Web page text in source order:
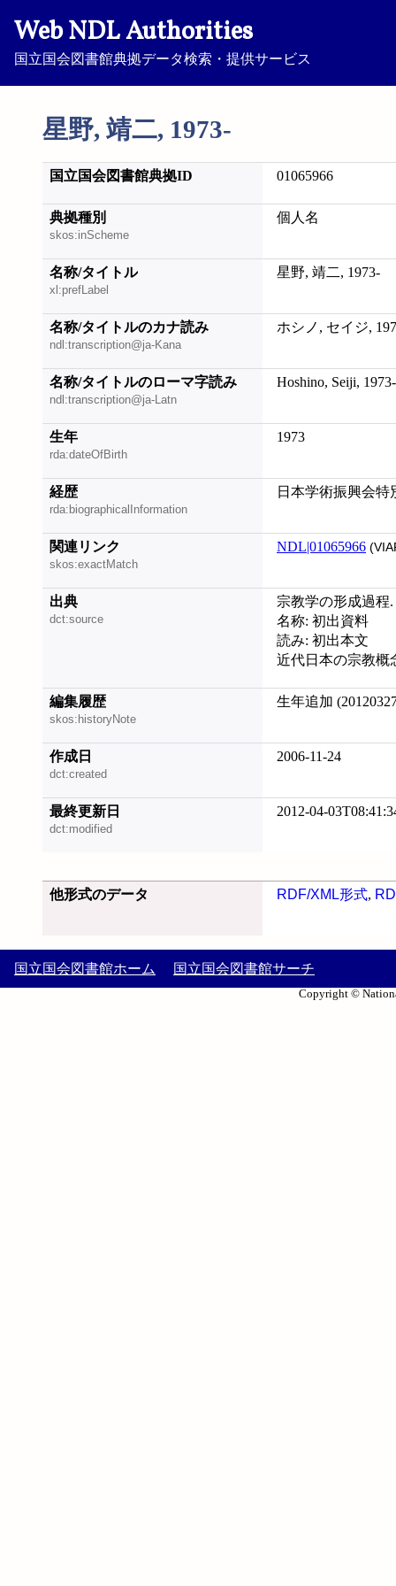
Web NDL Authorities
国立国会図書館典拠データ検索・提供サービス
星野, 靖二, 1973-
国立国会図書館典拠ID 01065966
典拠種別
skos:inScheme
個人名
名称/タイトル
xl:prefLabel
星野, 靖二, 1973-
名称/タイトルのカナ読み
ndl:transcription@ja-Kana
ホシノ, セイジ,
名称/タイトルのローマ字読み
ndl:transcription@ja-Latn
Hoshino, Seiji, 1973-
生年
rda:dateOfBirth
1973
経歴
rda:biographicalInformation
日本学術振興会特
関連リンク
skos:exactMatch
NDL|01065966
出典
dct:source
宗教学の形成過程
名称: 初出資料
読み: 初出本文
近代日本の宗教概
編集履歴
skos:historyNote
生年追加
作成日
dct:created
2006-11-24
最終更新日
dct:modified
2012-04-
他形式のデータ RDF/XML形式,
国立国会図書館ホーム 国立国会図書館サーチ
Copyright ©